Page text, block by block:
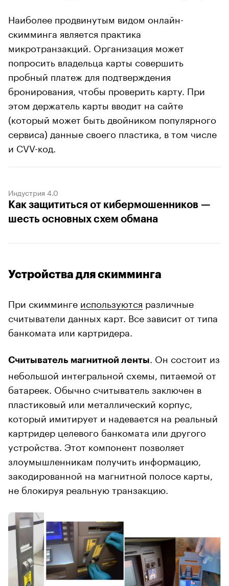
Наиболее продвинутым видом онлайн-
скимминга является практика
микротранзакций. Организация может
попросить владельца карты совершить
пробный платеж для подтверждения
бронирования, чтобы проверить карту. При
этом держатель карты вводит на сайте
(который может быть двойником популярного
сервиса) данные своего пластика, в том числе
и CVV-код.
Индустрия 4.0
Как защититься от кибермошенников —
шесть основных схем обмана
Устройства для скимминга
При скимминге используются различные
считыватели данных карт. Все зависит от типа
банкомата или картридера.
Считыватель магнитной ленты
. Он состоит из
небольшой интегральной схемы, питаемой от
батареек. Обычно считыватель заключен в
пластиковый или металлический корпус,
который имитирует и надевается на реальный
картридер целевого банкомата или другого
устройства. Этот компонент позволяет
злоумышленникам получить информацию,
закодированной на магнитной полосе карты,
не блокируя реальную транзакцию.